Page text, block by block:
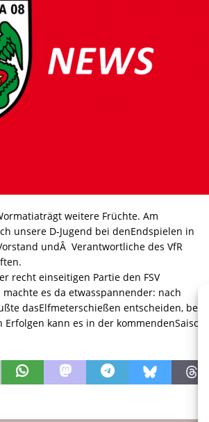
weitere Früchte. Am
unsere D-Jugend bei denEndspielen in
undÂ Verantwortliche des VfR
recht einseitigen Partie den FSV
es da etwasspannender: nach
dasElfmeterschießen entscheiden, bei
kann es in der kommendenSaison